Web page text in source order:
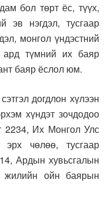
бол төрт ёс, түүх,
эв нэгдэл, тусгаар
монгол үндэстний
түмний их баяр
баяр ёслол юм.
догдлон хүлээн
хүндэт зочдодоо
2234, Их Монгол Улс
эрх чөлөө, тусгаар
Ардын хувьсгалын
жилийн ойн баярын